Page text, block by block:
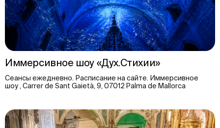
Иммерсивное шоу «Дух.Стихии»
Сеансы ежедневно. Расписание на сайте. Иммерсивное
шоу , Carrer de Sant Gaietà, 9, 07012 Palma de Mallorca